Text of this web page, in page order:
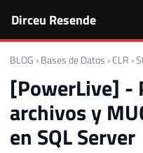
Dirceu Resende
BLOG › Bases de Datos › CLR ›
[PowerLive] -
archivos y
en SQL Server